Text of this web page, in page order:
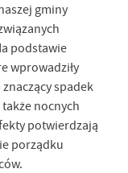
gminy
podstawie
wprowadziły
spadek
nocnych
potwierdzają
porządku